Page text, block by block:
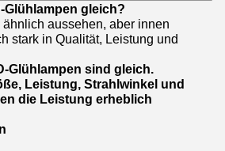
Glühlampen gleich?
aussehen, aber innen
stark in Qualität, Leistung und
Glühlampen sind gleich.
Leistung, Strahlwinkel und
die Leistung erheblich